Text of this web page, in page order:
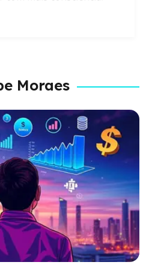
Moraes